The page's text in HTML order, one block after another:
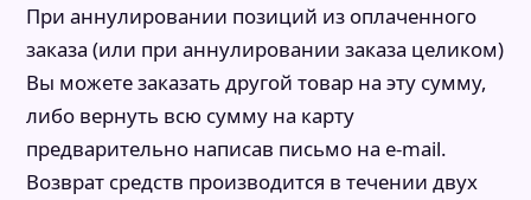
При аннулировании позиций из оплаченного
заказа (или при аннулировании заказа целиком)
Вы можете заказать другой товар на эту сумму,
либо вернуть всю сумму на карту
предварительно написав письмо на e-mail.
Возврат средств производится в течении двух